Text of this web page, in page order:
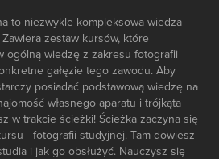
to niezwykle kompleksowa wiedza
zestaw kursów, które
ogólną wiedzę z zakresu fotografii
gałęzie tego zawodu. Aby
posiadać podstawową wiedzę na
własnego aparatu i trójkąta
w trakcie ścieżki! Ścieżka zaczyna się
- fotografii studyjnej. Tam dowiesz
i jak go obsłużyć. Nauczysz się